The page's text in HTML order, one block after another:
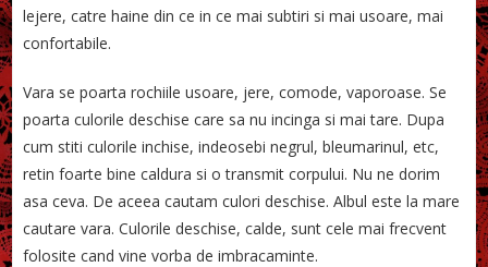
lejere, catre haine din ce in ce mai subtiri si mai usoare, mai
confortabile.
Vara se poarta rochiile usoare, jere, comode, vaporoase. Se
poarta culorile deschise care sa nu incinga si mai tare. Dupa
cum stiti culorile inchise, indeosebi negrul, bleumarinul, etc,
retin foarte bine caldura si o transmit corpului. Nu ne dorim
asa ceva. De aceea cautam culori deschise. Albul este la mare
cautare vara. Culorile deschise, calde, sunt cele mai frecvent
folosite cand vine vorba de imbracaminte.